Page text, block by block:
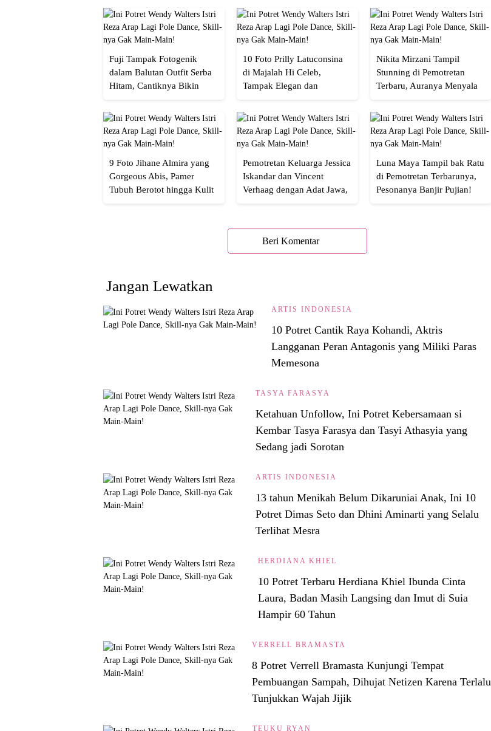
Fuji Tampak Fotogenik
dalam Balutan Outfit Serba
Hitam, Cantiknya Bikin
10 Foto Prilly Latuconsina
di Majalah Hi Celeb,
Tampak Elegan dan
Nikita Mirzani Tampil
Stunning di Pemotretan
Terbaru, Auranya Menyala
9 Foto Jihane Almira yang
Gorgeous Abis, Pamer
Tubuh Berotot hingga Kulit
Pemotretan Keluarga Jessica
Iskandar dan Vincent
Verhaag dengan Adat Jawa,
Luna Maya Tampil bak Ratu
di Pemotretan Terbarunya,
Pesonanya Banjir Pujian!
Beri Komentar
Jangan Lewatkan
ARTIS INDONESIA
10 Potret Cantik Raya Kohandi, Aktris
Langganan Peran Antagonis yang Miliki Paras
Memesona
TASYA FARASYA
Ketahuan Unfollow, Ini Potret Kebersamaan si
Kembar Tasya Farasya dan Tasyi Athasyia yang
Sedang jadi Sorotan
ARTIS INDONESIA
13 tahun Menikah Belum Dikaruniai Anak, Ini 10
Potret Dimas Seto dan Dhini Aminarti yang Selalu
Terlihat Mesra
HERDIANA KHIEL
10 Potret Terbaru Herdiana Khiel Ibunda Cinta
Laura, Badan Masih Langsing dan Imut di Suia
Hampir 60 Tahun
VERRELL BRAMASTA
8 Potret Verrell Bramasta Kunjungi Tempat
Pembuangan Sampah, Dihujat Netizen Karena Terlalu
Tunjukkan Wajah Jijik
TEUKU RYAN